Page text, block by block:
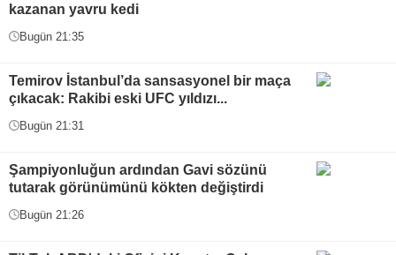
kazanan yavru kedi
Bugün 21:35
Temirov İstanbul’da sansasyonel bir maça
çıkacak: Rakibi eski UFC yıldızı...
Bugün 21:31
Şampiyonluğun ardından Gavi sözünü
tutarak görünümünü kökten değiştirdi
Bugün 21:26